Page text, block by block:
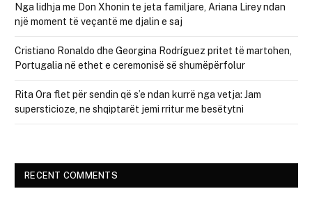
Nga lidhja me Don Xhonin te jeta familjare, Ariana Lirey ndan
një moment të veçantë me djalin e saj
Cristiano Ronaldo dhe Georgina Rodríguez pritet të martohen,
Portugalia në ethet e ceremonisë së shumëpërfolur
Rita Ora flet për sendin që s’e ndan kurrë nga vetja: Jam
supersticioze, ne shqiptarët jemi rritur me besëtytni
RECENT COMMENTS